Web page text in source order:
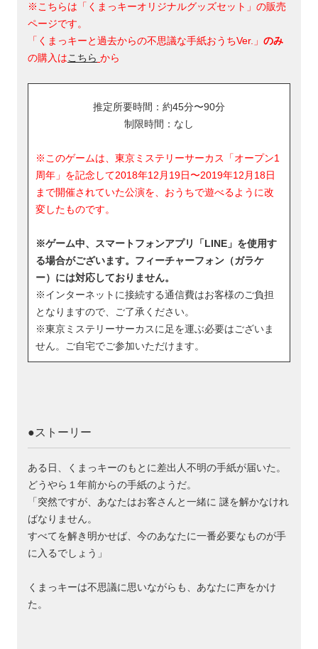
※こちらは「くまっキーオリジナルグッズセット」の販売
ページです。
「くまっキーと過去からの不思議な手紙おうちVer.」 のみ
の購入はこちら から
推定所要時間：約45分〜90分
制限時間：なし
※このゲームは、東京ミステリーサーカス「オープン1
周年」を記念して2018年12月19日〜2019年12月18日
まで開催されていた公演を、おうちで遊べるように改
変したものです。
※ゲーム中、スマートフォンアプリ「LINE」を使用す
る場合がございます。フィーチャーフォン（ガラケ
ー）には対応しておりません。
※インターネットに接続する通信費はお客様のご負担
となりますので、ご了承ください。
※東京ミステリーサーカスに足を運ぶ必要はございま
せん。ご自宅でご参加いただけます。
●ストーリー
ある日、くまっキーのもとに差出人不明の手紙が届いた。
どうやら１年前からの手紙のようだ。
「突然ですが、あなたはお客さんと一緒に 謎を解かなけれ
ばなりません。
すべてを解き明かせば、今のあなたに一番必要なものが手
に入るでしょう」
くまっキーは不思議に思いながらも、あなたに声をかけ
た。